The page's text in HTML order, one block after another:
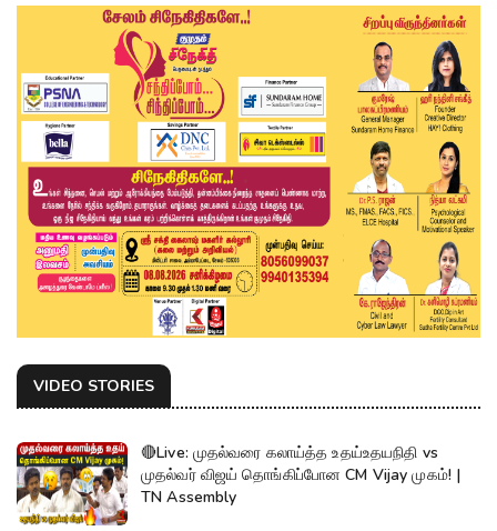
VIDEO STORIES
🔴Live: முதல்வரை கலாய்த்த உதய்உதயநிதி vs
முதல்வர் விஜய் தொங்கிப்போன CM Vijay முகம்! |
TN Assembly